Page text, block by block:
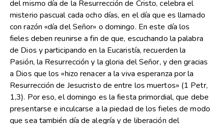
del mismo día de la Resurrección de Cristo, celebra el
misterio pascual cada ocho días, en el día que es llamado
con razón «día del Señor» o domingo. En este día los
fieles deben reunirse a fin de que, escuchando la palabra
de Dios y participando en la Eucaristía, recuerden la
Pasión, la Resurrección y la gloria del Señor, y den gracias
a Dios que los «hizo renacer a la viva esperanza por la
Resurrección de Jesucristo de entre los muertos» (1 Petr,
1,3). Por eso, el domingo es la fiesta primordial, que debe
presentarse e inculcarse a la piedad de los fieles de modo
que sea también día de alegría y de liberación del